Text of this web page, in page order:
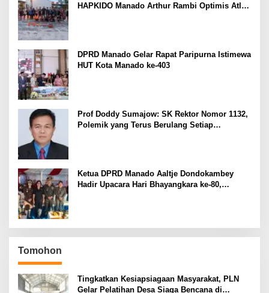
HAPKIDO Manado Arthur Rambi Optimis Atlet
DPRD Manado Gelar Rapat Paripurna Istimewa
HUT Kota Manado ke-403
Prof Doddy Sumajow: SK Rektor Nomor 1132,
Polemik yang Terus Berulang Setiap
Ketua DPRD Manado Aaltje Dondokambey
Hadir Upacara Hari Bhayangkara ke-80,
Tomohon
Tingkatkan Kesiapsiagaan Masyarakat, PLN
Gelar Pelatihan Desa Siaga Bencana di